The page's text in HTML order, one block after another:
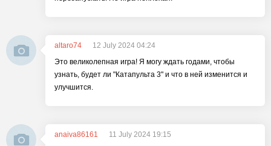
altaro74
12 July 2024 04:24
Это великолепная игра! Я могу ждать годами, чтобы
узнать, будет ли "Катапульта 3" и что в ней изменится и
улучшится.
anaiva86161
11 July 2024 19:15